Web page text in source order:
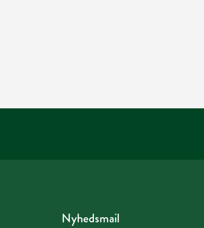
Nyhedsmail